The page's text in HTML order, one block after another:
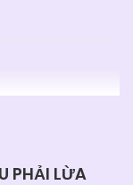
PHẢI LỪA